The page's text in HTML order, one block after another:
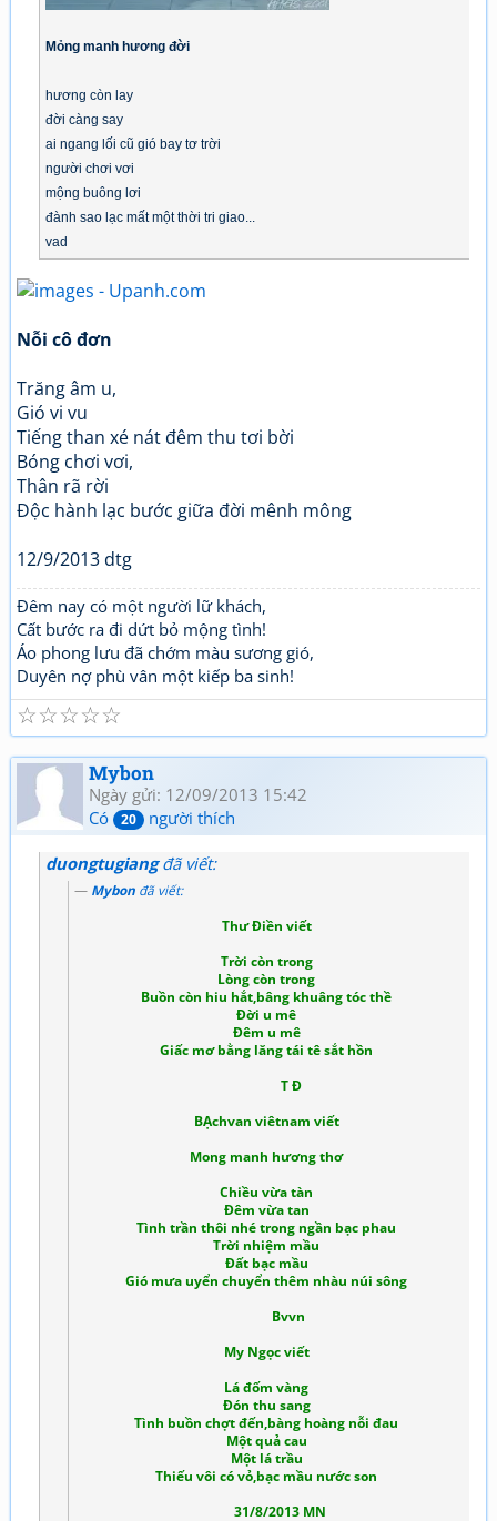
Mỏng manh hương đời
hương còn lay
đời càng say
ai ngang lối cũ gió bay tơ trời
người chơi vơi
mộng buông lơi
đành sao lạc mất một thời tri giao...
vad
Nỗi cô đơn
Trăng âm u,
Gió vi vu
Tiếng than xé nát đêm thu tơi bời
Bóng chơi vơi,
Thân rã rời
Độc hành lạc bước giữa đời mênh mông
12/9/2013 dtg
Đêm nay có một người lữ khách,
Cất bước ra đi dứt bỏ mộng tình!
Áo phong lưu đã chớm màu sương gió,
Duyên nợ phù vân một kiếp ba sinh!
☆
☆
☆
☆
☆
Mybon
Ngày gửi: 12/09/2013 15:42
Có
20 người thích
duongtugiangđã viết:
Mybon đã viết:
Thư Điền viết
Trời còn trong
Lòng còn trong
Buồn còn hiu hắt,bâng khuâng tóc thề
Đời u mê
Đêm u mê
Giấc mơ bằng lăng tái tê sắt hồn
T Đ
BẠchvan viêtnam viết
Mong manh hương thơ
Chiều vừa tàn
Đêm vừa tan
Tình trần thôi nhé trong ngần bạc phau
Trời nhiệm mầu
Đất bạc mầu
Gió mưa uyển chuyển thêm nhàu núi sông
Bvvn
My Ngọc viết
Lá đốm vàng
Đón thu sang
Tình buồn chợt đến,bàng hoàng nỗi đau
Một quả cau
Một lá trầu
Thiếu vôi có vỏ,bạc mầu nước son
31/8/2013 MN